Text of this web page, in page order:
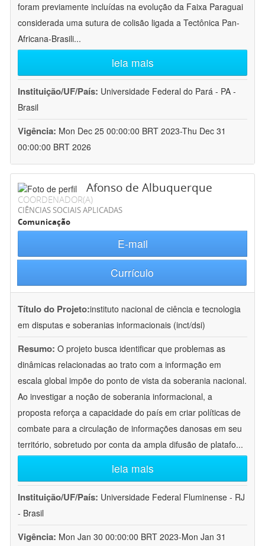
foram previamente incluídas na evolução da Faixa Paraguai
considerada uma sutura de colisão ligada a Tectônica Pan-
Africana-Brasili...
leia mais
Instituição/UF/País: Universidade Federal do Pará - PA -
Brasil
Vigência: Mon Dec 25 00:00:00 BRT 2023-Thu Dec 31
00:00:00 BRT 2026
Afonso de Albuquerque
COORDENADOR(A)
CIÊNCIAS SOCIAIS APLICADAS
Comunicação
E-mail
Currículo
Título do Projeto:instituto nacional de ciência e tecnologia
em disputas e soberanias informacionais (inct/dsi)
Resumo: O projeto busca identificar que problemas as
dinâmicas relacionadas ao trato com a informação em
escala global impõe do ponto de vista da soberania nacional.
Ao investigar a noção de soberania informacional, a
proposta reforça a capacidade do país em criar políticas de
combate para a circulação de informações danosas em seu
território, sobretudo por conta da ampla difusão de platafo...
leia mais
Instituição/UF/País: Universidade Federal Fluminense - RJ
- Brasil
Vigência: Mon Jan 30 00:00:00 BRT 2023-Mon Jan 31